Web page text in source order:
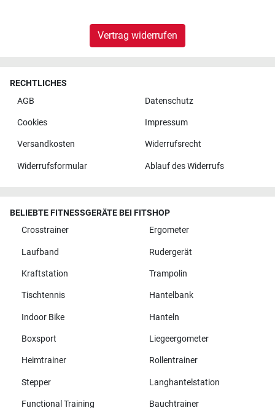
Vertrag widerrufen
RECHTLICHES
AGB
Datenschutz
Cookies Impressum
Versandkosten Widerrufsrecht
Widerrufsformular Ablauf des Widerrufs
BELIEBTE FITNESSGERÄTE BEI FITSHOP
Crosstrainer
Ergometer
Laufband Rudergerät
Kraftstation Trampolin
Tischtennis Hantelbank
Indoor Bike Hanteln
Boxsport Liegeergometer
Heimtrainer Rollentrainer
Stepper Langhantelstation
Functional Training Bauchtrainer